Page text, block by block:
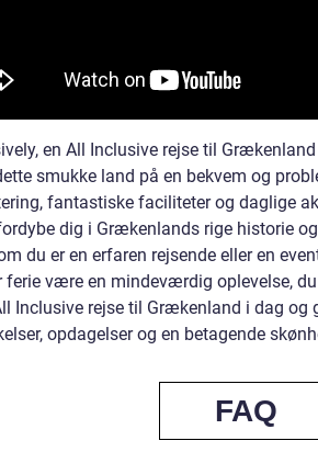
en All Inclusive rejse til
smukke land på en bekvem og
fantastiske faciliteter og daglige
dig i Grækenlands rige historie
du er en erfaren rejsende eller en
ferie være en mindeværdig oplevelse,
Inclusive rejse til Grækenland i dag og
opdagelser og en betagende
FAQ